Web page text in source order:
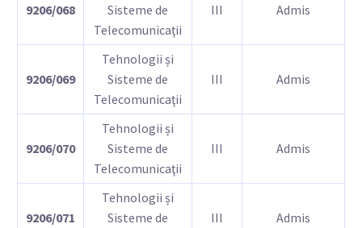
9206/068
Sisteme de
Telecomunicaţii
III Admis
9206/069
Tehnologii și
Sisteme de
Telecomunicaţii
III Admis
9206/070
Tehnologii și
Sisteme de
Telecomunicaţii
III Admis
9206/071
Tehnologii și
Sisteme de
III Admis